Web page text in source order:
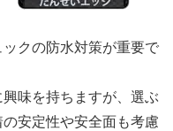
クの防水対策が重要で
味を持ちますが、選ぶ
安定性や安全面も考慮